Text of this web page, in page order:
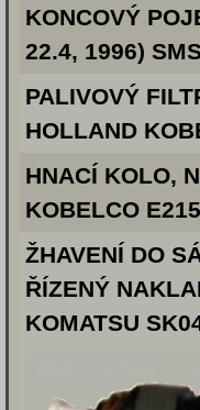
KONCOVÝ
22.4, 1996)
PALIVOVÝ
HOLLAND
HNACÍ KOLO,
KOBELCO
ŽHAVENÍ DO
ŘÍZENÝ
KOMATSU